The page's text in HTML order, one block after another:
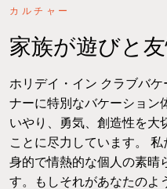
カルチャー
家族が遊びと
ホリデイ・イン クラブバ
ナーに特別なバケーション
いやり、勇気、創造性を大
ことに尽力しています。
身的で情熱的な個人の素晴
す。もしそれがあなたのよ